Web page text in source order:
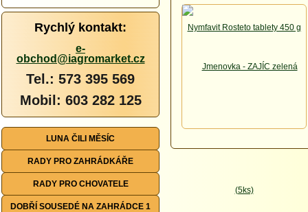
Rychlý kontakt:
e-
obchod@iagromarket.cz
Tel.: 573 395 569
Mobil: 603 282 125
LUNA ČILI MĚSÍC
RADY PRO ZAHRÁDKÁŘE
RADY PRO CHOVATELE
DOBŘÍ SOUSEDÉ NA ZAHRÁDCE 1